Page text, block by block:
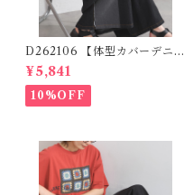
D262106 【体型カバーデニム
シリーズ】 デニム切替ワイド
パンツ / Denim Panel Wide
Pants
¥5,841
10%OFF